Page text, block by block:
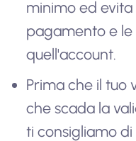
minimo ed
pagamento e
quell'account.
Prima che il tuo
che scada la
ti consigliamo